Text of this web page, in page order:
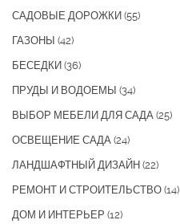
САДОВЫЕ ДОРОЖКИ (55)
ГАЗОНЫ (42)
БЕСЕДКИ (36)
ПРУДЫ И ВОДОЕМЫ (34)
ВЫБОР МЕБЕЛИ ДЛЯ САДА (25)
ОСВЕЩЕНИЕ САДА (24)
ЛАНДШАФТНЫЙ ДИЗАЙН (22)
РЕМОНТ И СТРОИТЕЛЬСТВО (14)
ДОМ И ИНТЕРЬЕР (12)